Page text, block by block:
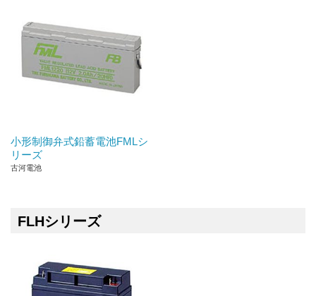
小形制御弁式鉛蓄電池FMLシ
リーズ
古河電池
FLHシリーズ